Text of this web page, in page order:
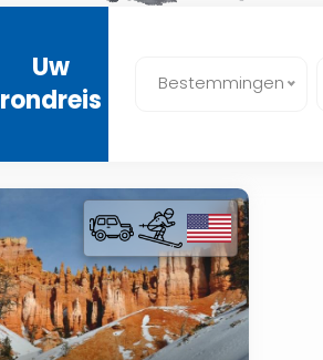
Uw
rondreis
Bestemmingen